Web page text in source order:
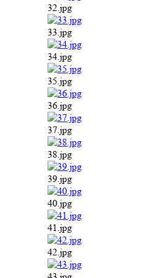
32.jpg
33.jpg
34.jpg
35.jpg
36.jpg
37.jpg
38.jpg
39.jpg
40.jpg
41.jpg
42.jpg